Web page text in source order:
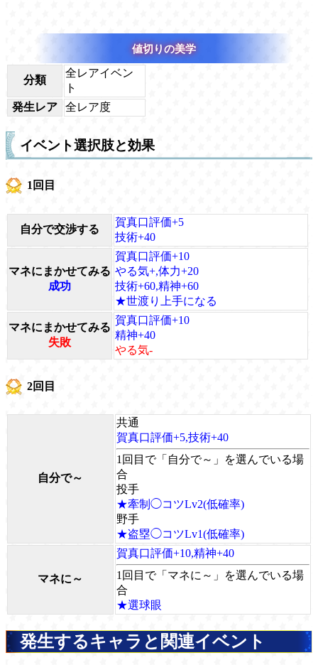
値切りの美学
分類
全レアイベン
ト
発生レア
全レア度
イベント選択肢と効果
1回目
自分で交渉する
賀真口評価+5
技術+40
マネにまかせてみる
成功
賀真口評価+10
やる気+,体力+20
技術+60,精神+60
★世渡り上手になる
マネにまかせてみる
失敗
賀真口評価+10
精神+40
やる気-
2回目
自分で～
共通
賀真口評価+5,技術+40
1回目で「自分で～」を選んでいる場
合
投手
★牽制◯コツLv2(低確率)
野手
★盗塁◯コツLv1(低確率)
マネに～
賀真口評価+10,精神+40
1回目で「マネに～」を選んでいる場
合
★選球眼
発生するキャラと関連イベント